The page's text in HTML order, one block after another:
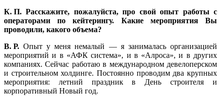
К. П. Расскажите, пожалуйста, про свой опыт работы с
операторами по кейтерингу. Какие мероприятия Вы
проводили, какого объема?
В. Р. Опыт у меня немалый — я занималась организацией
мероприятий и в «АФК система», и в «Алроса», и в других
компаниях. Сейчас работаю в международном девелоперском
и строительном холдинге. Постоянно проводим два крупных
мероприятия: летний праздник в День строителя и
корпоративный Новый год.